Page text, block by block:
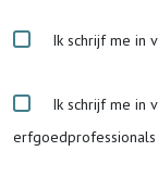
Ik schrijf me in
Ik schrijf me in